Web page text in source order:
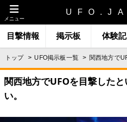
メニュー
目撃情報 掲示板 体験記
トップ UFO掲示板一覧 関西地方で
関西地方でUFOを目撃した
い。